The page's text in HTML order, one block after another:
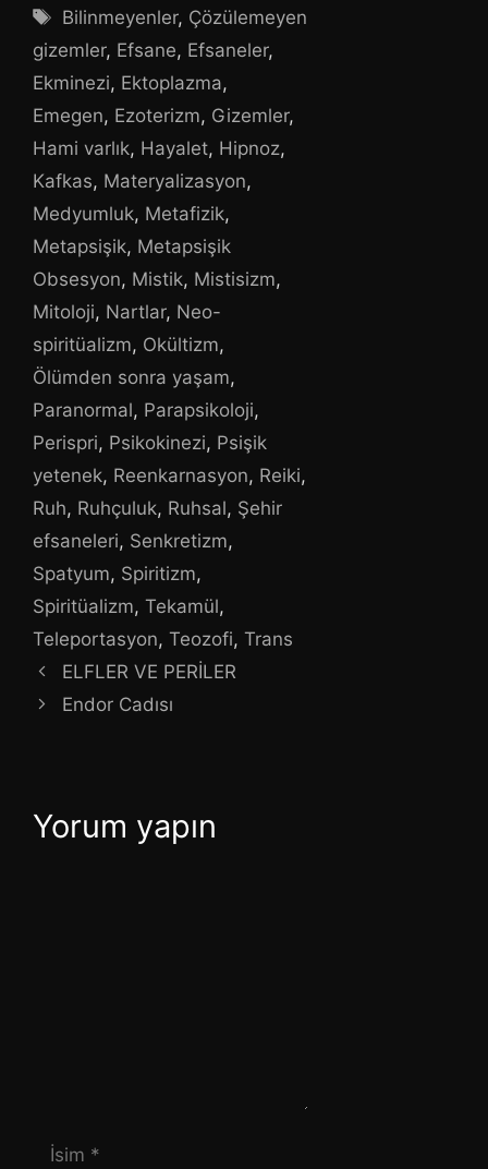
Etiketler
Bilinmeyenler, Çözülemeyen
gizemler, Efsane, Efsaneler,
Ekminezi, Ektoplazma,
Emegen, Ezoterizm, Gizemler,
Hami varlık, Hayalet, Hipnoz,
Kafkas, Materyalizasyon,
Medyumluk, Metafizik,
Metapsişik, Metapsişik
Obsesyon, Mistik, Mistisizm,
Mitoloji, Nartlar, Neo-
spiritüalizm, Okültizm,
Ölümden sonra yaşam,
Paranormal, Parapsikoloji,
Perispri, Psikokinezi, Psişik
yetenek, Reenkarnasyon, Reiki,
Ruh, Ruhçuluk, Ruhsal, Şehir
efsaneleri, Senkretizm,
Spatyum, Spiritizm,
Spiritüalizm, Tekamül,
Teleportasyon, Teozofi, Trans
ELFLER VE PERİLER
Endor Cadısı
Yorum yapın
İsim